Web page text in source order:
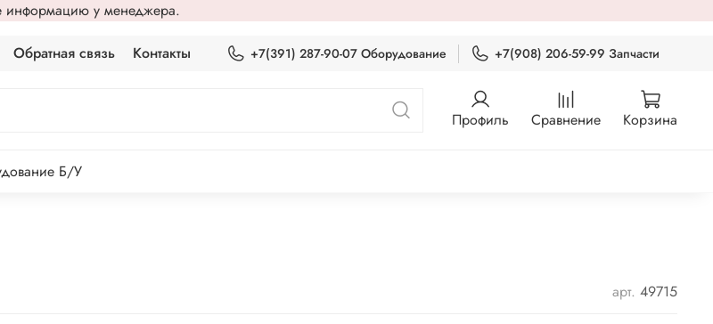
информацию у менеджера.
Обратная связь Контакты +7(391) 287-90-07 Оборудование +7(908) 206-59-99 Запчасти
Профиль Сравнение Корзина
Б/У
арт. 49715